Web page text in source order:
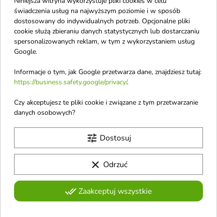
Narciso Rodriguez
Nature Queen
Neboa
Neness
Nivea
Nowa Kosmetyka
Numbuzin
Otrzymuj informację o nowościach i
świadczenia usług na najwyższym poziomie i w sposób
dostosowany do indywidualnych potrzeb. Opcjonalne pliki
cookie służą zbieraniu danych statystycznych lub dostarczaniu
spersonalizowanych reklam, w tym z wykorzystaniem usług
Google.
Informacje o tym, jak Google przetwarza dane, znajdziesz tutaj:
https://business.safety.google/privacy/.
Czy akceptujesz te pliki cookie i związane z tym przetwarzanie
danych osobowych?
tune Dostosuj
clear Odrzuć
done_allZaakceptuj wszystkie